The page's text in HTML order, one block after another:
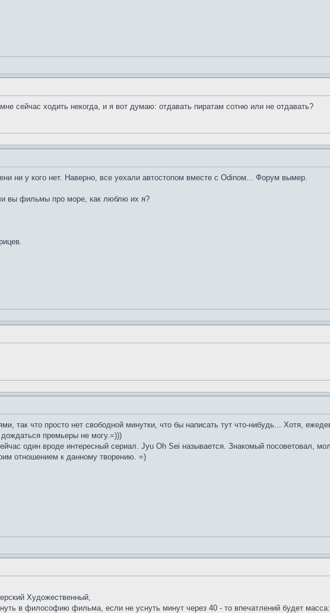
сейчас ходить некогда, и я вот думаю: отдавать пиратам сотню или не отдавать?
ни у кого нет. Наверно, все уехали автостопом вместе с Odinом... Форум вымер.
вы фильмы про море, как люблю их я?
так что просто нет свободной минутки, что бы написать тут что-нибудь... Хотя,
премьеры не могу.=)))
один вроде интересный сериал. Jyu Oh Sei называется. Знакомый посоветовал,
отношением к данному творению. =)
Художественный,
в философию фильма, если не уснуть минут через 40 - то впечатлений будет